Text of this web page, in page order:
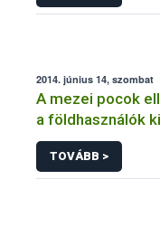
2014. június 14, szombat
A mezei pocok
a földhasználók
TOVÁBB >